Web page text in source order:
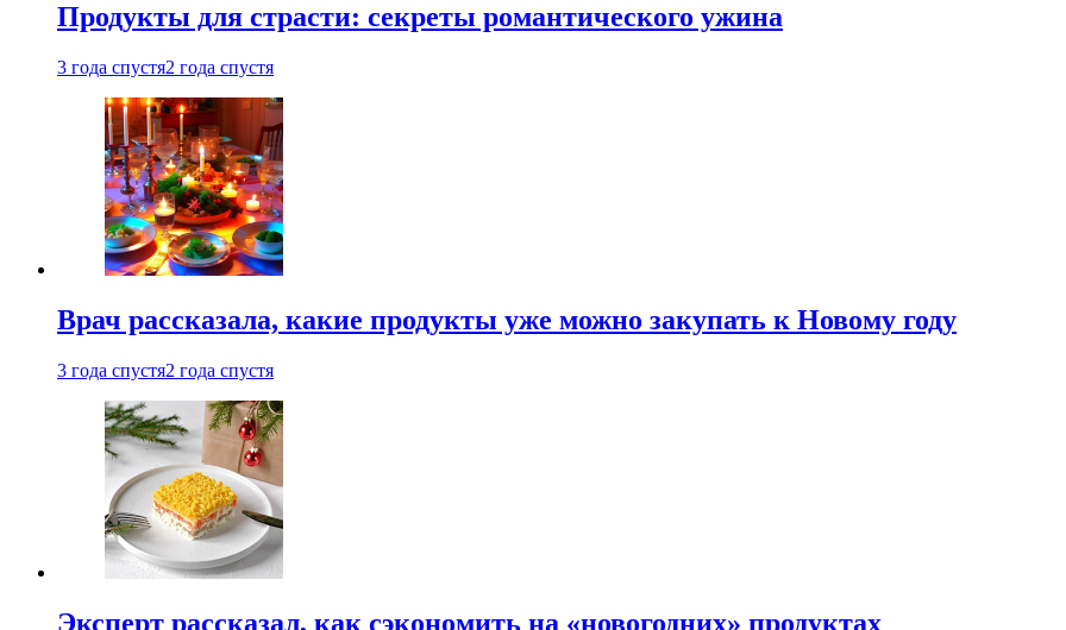
Продукты для страсти: секреты романтического ужина
3 года спустя2 года спустя
Врач рассказала, какие продукты уже можно закупать к Новому году
3 года спустя2 года спустя
Эксперт рассказал, как сэкономить на «новогодних» продуктах